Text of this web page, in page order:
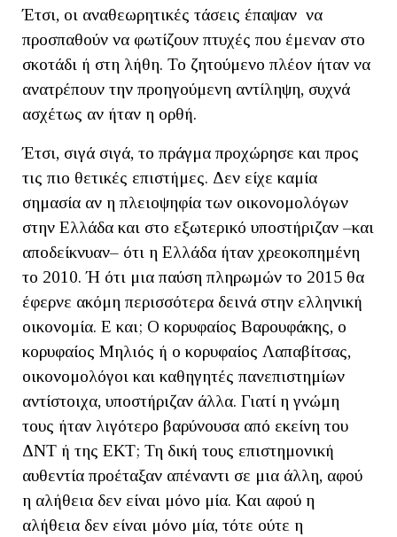
Έτσι, οι αναθεωρητικές τάσεις έπαψαν να
προσπαθούν να φωτίζουν πτυχές που έμεναν στο
σκοτάδι ή στη λήθη. Το ζητούμενο πλέον ήταν να
ανατρέπουν την προηγούμενη αντίληψη, συχνά
ασχέτως αν ήταν η ορθή.
Έτσι, σιγά σιγά, το πράγμα προχώρησε και προς
τις πιο θετικές επιστήμες. Δεν είχε καμία
σημασία αν η πλειοψηφία των οικονομολόγων
στην Ελλάδα και στο εξωτερικό υποστήριζαν –και
αποδείκνυαν– ότι η Ελλάδα ήταν χρεοκοπημένη
το 2010. Ή ότι μια παύση πληρωμών το 2015 θα
έφερνε ακόμη περισσότερα δεινά στην ελληνική
οικονομία. Ε και; Ο κορυφαίος Βαρουφάκης, ο
κορυφαίος Μηλιός ή ο κορυφαίος Λαπαβίτσας,
οικονομολόγοι και καθηγητές πανεπιστημίων
αντίστοιχα, υποστήριζαν άλλα. Γιατί η γνώμη
τους ήταν λιγότερο βαρύνουσα από εκείνη του
ΔΝΤ ή της ΕΚΤ; Τη δική τους επιστημονική
αυθεντία προέταξαν απέναντι σε μια άλλη, αφού
η αλήθεια δεν είναι μόνο μία. Και αφού η
αλήθεια δεν είναι μόνο μία, τότε ούτε η